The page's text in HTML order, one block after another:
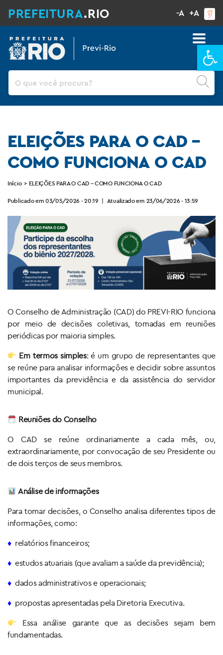
PREFEITURA.RIO -A +A
ELEIÇÕES PARA O CAD –
COMO FUNCIONA O CAD
Início > ELEIÇÕES PARA O CAD – COMO FUNCIONA O CAD
Publicado em 03/05/2026 - 20:19 | Atualizado em 23/06/2026 - 13:59
O Conselho de Administração (CAD) do PREVI-RIO funciona
por meio de decisões coletivas, tomadas em reuniões
periódicas por maioria simples.
Em termos simples: é um grupo de representantes que
se reúne para analisar informações e decidir sobre assuntos
importantes da previdência e da assistência do servidor
municipal.
Reuniões do Conselho
O CAD se reúne ordinariamente a cada mês, ou,
extraordinariamente, por convocação de seu Presidente ou
de dois terços de seus membros.
Análise de informações
Para tomar decisões, o Conselho analisa diferentes tipos de
informações, como:
♦relatórios financeiros;
♦estudos atuariais (que avaliam a saúde da previdência);
♦ dados administrativos e operacionais;
♦ propostas apresentadas pela Diretoria Executiva.
Essa análise garante que as decisões sejam bem
fundamentadas.